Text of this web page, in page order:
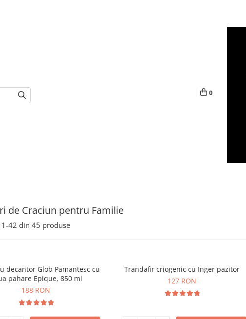
0
de Craciun pentru Familie
1-42 din 45 produse
decantor Glob Pamantesc cu
pahare Epique, 850 ml
188 RON
Trandafir criogenic cu Inger pazitor
127 RON